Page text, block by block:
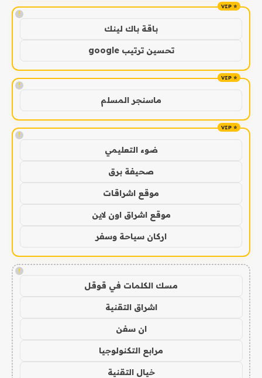
!
باقة باك لينك
تحسين ترتيب google
!
ماسنجر المسلم
!
ضوء التعليمي
صحيفة برق
موقع اشراقات
موقع اشراق اون لاين
اركان سياحة وسفر
!
مسك الكلمات في قوقل
اشراق التقنية
ان سفن
مرابع التكنولوجيا
خيال التقنية